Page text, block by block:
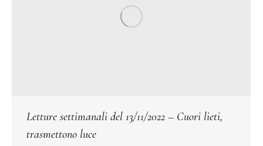
Letture settimanali del 13/11/2022 – Cuori lieti,
trasmettono luce